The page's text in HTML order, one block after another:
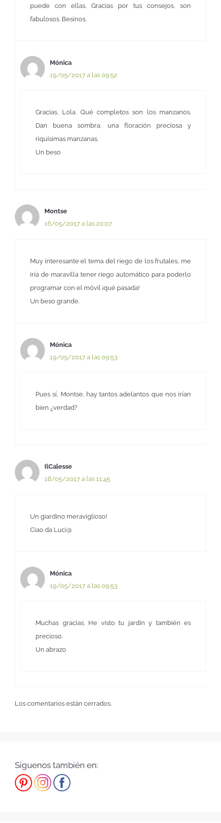
puede con ellas. Gracias por tus consejos, son
fabulosos. Besinos.
Mónica
19/05/2017 a las 09:52
Gracias, Lola. Qué completos son los manzanos.
Dan buena sombra, una floración preciosa y
riquísimas manzanas.
Un beso
Montse
16/05/2017 a las 20:07
Muy interesante el tema del riego de los frutales, me
iría de maravilla tener riego automático para poderlo
programar con el móvil ¡qué pasada!
Un beso grande.
Mónica
19/05/2017 a las 09:53
Pues sí, Montse, hay tantos adelantos que nos irían
bien ¿verdad?
IlCalesse
18/05/2017 a las 11:45
Un giardino meraviglioso!
Ciao da Luci@
Mónica
19/05/2017 a las 09:53
Muchas gracias. He visto tu jardín y también es
precioso.
Un abrazo
Los comentarios están cerrados.
Síguenos también en: